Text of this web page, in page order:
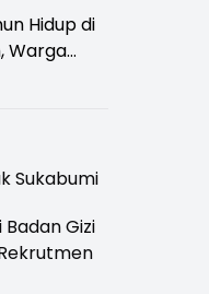
Hidup di
Warga
Sukabumi
Gizi